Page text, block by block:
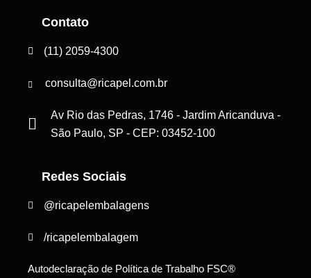
Contato
(11) 2059-4300
consulta@ricapel.com.br
Av Rio das Pedras, 1746 - Jardim Aricanduva -
São Paulo, SP - CEP: 03452-100
Redes Sociais
@ricapelembalagens
/ricapelembalagem
Autodeclaração de Política de Trabalho FSC®